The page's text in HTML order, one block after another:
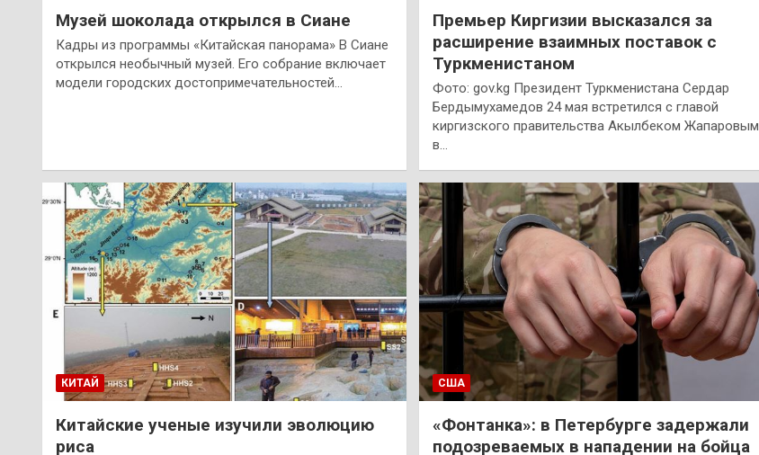
Музей шоколада открылся в Сиане
Кадры из программы «Китайская панорама» В Сиане
открылся необычный музей. Его собрание включает
модели городских достопримечательностей…
Премьер Киргизии высказался за
расширение взаимных поставок с
Туркменистаном
Фото: gov.kg Президент Туркменистана Сердар
Бердымухамедов 24 мая встретился с главой
киргизского правительства Акылбеком Жапаровым
в…
КИТАЙ
Китайские ученые изучили эволюцию
риса
США
«Фонтанка»: в Петербурге задержали
подозреваемых в нападении на бойца